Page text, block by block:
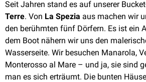
Seit Jahren stand es auf unserer
Terre. Von La Spezia aus machen wir
den berühmten fünf Dörfern. Es ist ein
dem Boot nähern wir uns den
Wasserseite. Wir besuchen Manarola,
Monterosso al Mare – und ja, sie sind
man es sich erträumt. Die bunten